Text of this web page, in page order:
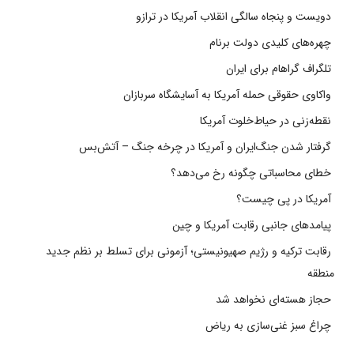
دویست و پنجاه سالگی انقلاب آمریکا در ترازو
چهره‌های کلیدی دولت برنام
تلگراف گراهام برای ایران
واکاوی حقوقی حمله آمریکا به آسایشگاه سربازان
نقطه‌زنی در حیاط‌خلوت آمریکا
گرفتار شدن جنگ‌ایران و آمریکا در چرخه جنگ – آتش‌بس
خطای محاسباتی چگونه رخ می‌دهد؟
آمریکا در پی چیست؟
پیامدهای جانبی رقابت آمریکا و چین
رقابت ترکیه و رژیم صهیونیستی؛ آزمونی برای تسلط بر نظم جدید
منطقه
حجاز هسته‌ای نخواهد شد
چراغ سبز غنی‌سازی به ریاض